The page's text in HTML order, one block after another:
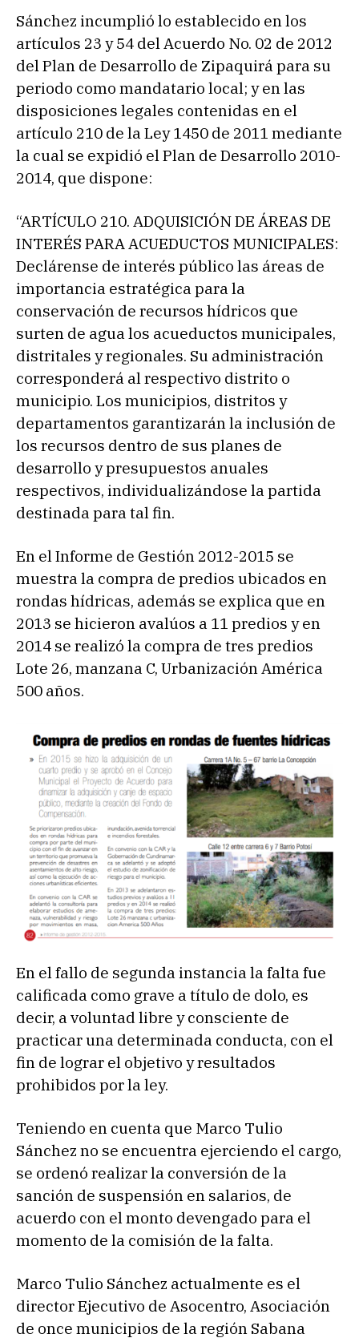
Sánchez incumplió lo establecido en los
artículos 23 y 54 del Acuerdo No. 02 de 2012
del Plan de Desarrollo de Zipaquirá para su
periodo como mandatario local; y en las
disposiciones legales contenidas en el
artículo 210 de la Ley 1450 de 2011 mediante
la cual se expidió el Plan de Desarrollo 2010-
2014, que dispone:
“ARTÍCULO 210. ADQUISICIÓN DE ÁREAS DE
INTERÉS PARA ACUEDUCTOS MUNICIPALES:
Declárense de interés público las áreas de
importancia estratégica para la
conservación de recursos hídricos que
surten de agua los acueductos municipales,
distritales y regionales. Su administración
corresponderá al respectivo distrito o
municipio. Los municipios, distritos y
departamentos garantizarán la inclusión de
los recursos dentro de sus planes de
desarrollo y presupuestos anuales
respectivos, individualizándose la partida
destinada para tal fin.
En el Informe de Gestión 2012-2015 se
muestra la compra de predios ubicados en
rondas hídricas, además se explica que en
2013 se hicieron avalúos a 11 predios y en
2014 se realizó la compra de tres predios
Lote 26, manzana C, Urbanización América
500 años.
En el fallo de segunda instancia la falta fue
calificada como grave a título de dolo, es
decir, a voluntad libre y consciente de
practicar una determinada conducta, con el
fin de lograr el objetivo y resultados
prohibidos por la ley.
Teniendo en cuenta que Marco Tulio
Sánchez no se encuentra ejerciendo el cargo,
se ordenó realizar la conversión de la
sanción de suspensión en salarios, de
acuerdo con el monto devengado para el
momento de la comisión de la falta.
Marco Tulio Sánchez actualmente es el
director Ejecutivo de Asocentro, Asociación
de once municipios de la región Sabana